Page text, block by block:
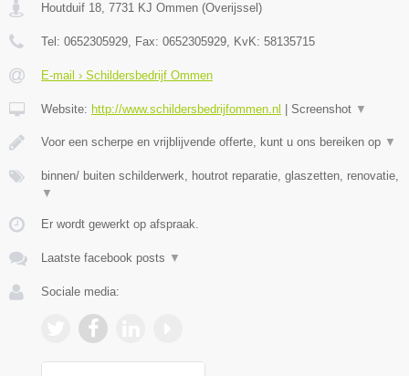
Houtduif 18, 7731 KJ Ommen (Overijssel )
Tel: 0652305929, Fax: 0652305929, KvK: 58135715
E-mail › Schildersbedrijf Ommen
Website: http://www.schildersbedrijfommen.nl Screenshot ▼
Voor een scherpe en vrijblijvende offerte, kunt u ons bereiken op ▼
binnen/ buiten schilderwerk, houtrot reparatie, glaszetten, renovatie,
▼
Er wordt gewerkt op afspraak.
Laatste facebook posts ▼
Sociale media: